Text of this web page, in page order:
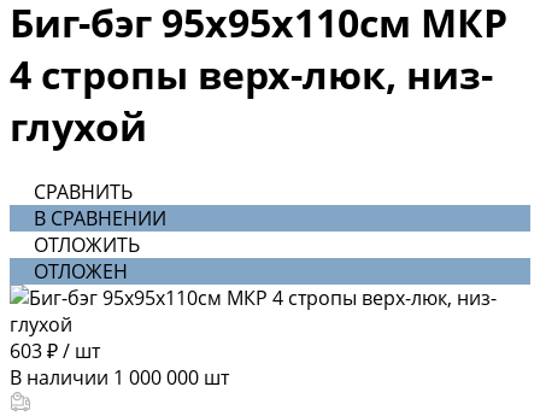
Биг-бэг 95х95х110см МКР
4 стропы верх-люк, низ-
глухой
СРАВНИТЬ
В СРАВНЕНИИ
ОТЛОЖИТЬ
ОТЛОЖЕН
603 ₽/ шт
В наличии 1 000 000 шт